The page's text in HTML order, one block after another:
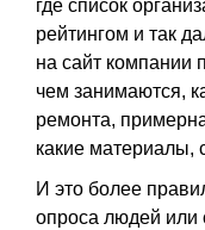
где список
рейтингом и так
на сайт компании
чем занимаются,
ремонта,
какие материалы,
И это более
опроса людей или